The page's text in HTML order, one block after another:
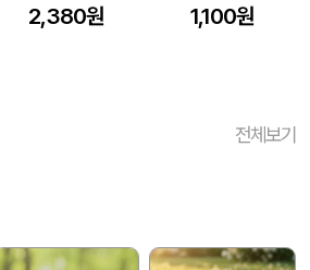
2,380원 1,100원
전체보기